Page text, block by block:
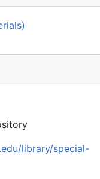
library/special-